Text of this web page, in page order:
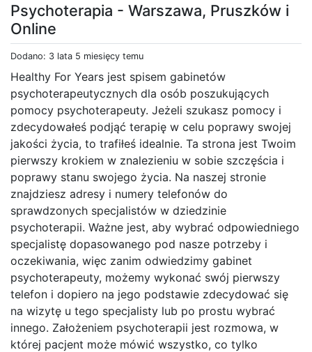
Psychoterapia - Warszawa, Pruszków i
Online
Dodano: 3 lata 5 miesięcy temu
Healthy For Years jest spisem gabinetów
psychoterapeutycznych dla osób poszukujących
pomocy psychoterapeuty. Jeżeli szukasz pomocy i
zdecydowałeś podjąć terapię w celu poprawy swojej
jakości życia, to trafiłeś idealnie. Ta strona jest Twoim
pierwszy krokiem w znalezieniu w sobie szczęścia i
poprawy stanu swojego życia. Na naszej stronie
znajdziesz adresy i numery telefonów do
sprawdzonych specjalistów w dziedzinie
psychoterapii. Ważne jest, aby wybrać odpowiedniego
specjalistę dopasowanego pod nasze potrzeby i
oczekiwania, więc zanim odwiedzimy gabinet
psychoterapeuty, możemy wykonać swój pierwszy
telefon i dopiero na jego podstawie zdecydować się
na wizytę u tego specjalisty lub po prostu wybrać
innego. Założeniem psychoterapii jest rozmowa, w
której pacjent może mówić wszystko, co tylko